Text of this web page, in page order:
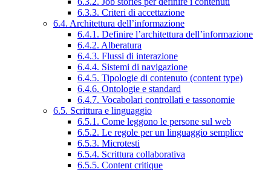
6.3.3. Criteri di accettazione
6.4. Architettura dell’informazione
6.4.1. Definire l’architettura dell’informazione
6.4.2. Alberatura
6.4.3. Flussi di interazione
6.4.4. Sistemi di navigazione
6.4.5. Tipologie di contenuto (content type)
6.4.6. Ontologie e standard
6.4.7. Vocabolari controllati e tassonomie
6.5. Scrittura e linguaggio
6.5.1. Come leggono le persone sul web
6.5.2. Le regole per un linguaggio semplice
6.5.3. Microtesti
6.5.4. Scrittura collaborativa
6.5.5. Content critique